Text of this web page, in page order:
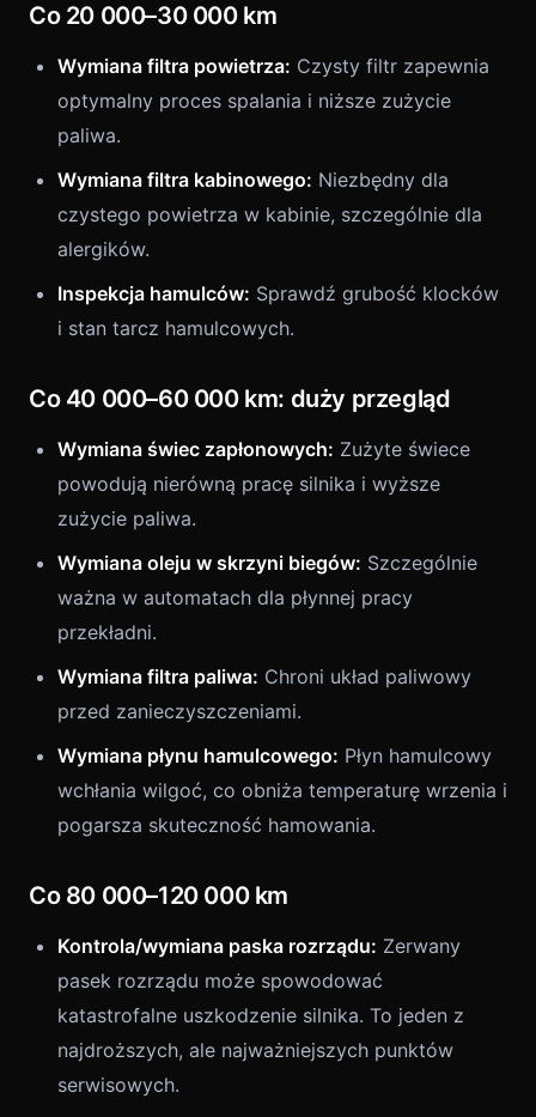
Co 20 000–30 000 km
Wymiana filtra powietrza: Czysty filtr zapewnia
optymalny proces spalania i niższe zużycie
paliwa.
Wymiana filtra kabinowego: Niezbędny dla
czystego powietrza w kabinie, szczególnie dla
alergików.
Inspekcja hamulców: Sprawdź grubość klocków
i stan tarcz hamulcowych.
Co 40 000–60 000 km: duży przegląd
Wymiana świec zapłonowych: Zużyte świece
powodują nierówną pracę silnika i wyższe
zużycie paliwa.
Wymiana oleju w skrzyni biegów: Szczególnie
ważna w automatach dla płynnej pracy
przekładni.
Wymiana filtra paliwa: Chroni układ paliwowy
przed zanieczyszczeniami.
Wymiana płynu hamulcowego: Płyn hamulcowy
wchłania wilgoć, co obniża temperaturę wrzenia i
pogarsza skuteczność hamowania.
Co 80 000–120 000 km
Kontrola/wymiana paska rozrządu: Zerwany
pasek rozrządu może spowodować
katastrofalne uszkodzenie silnika. To jeden z
najdroższych, ale najważniejszych punktów
serwisowych.